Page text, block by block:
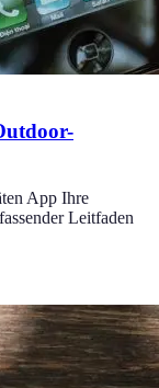
App Ihre
Leitfaden